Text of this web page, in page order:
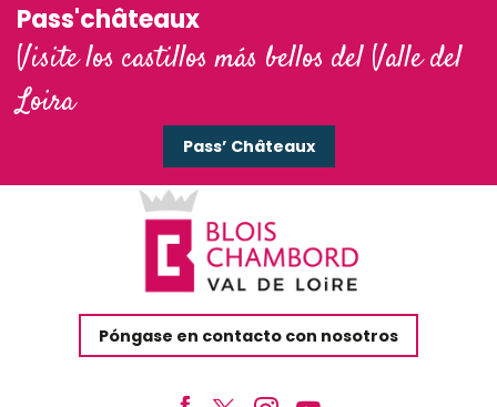
Pass'châteaux
Visite los castillos más bellos del Valle del
Loira
Pass’ Châteaux
Póngase en contacto con nosotros